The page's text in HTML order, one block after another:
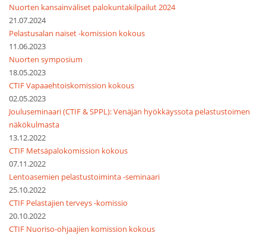
Nuorten kansainväliset palokuntakilpailut 2024
21.07.2024
Pelastusalan naiset -komission kokous
11.06.2023
Nuorten symposium
18.05.2023
CTIF Vapaaehtoiskomission kokous
02.05.2023
Jouluseminaari (CTIF & SPPL): Venäjän hyökkäyssota pelastustoimen
näkökulmasta
13.12.2022
CTIF Metsäpalokomission kokous
07.11.2022
Lentoasemien pelastustoiminta -seminaari
25.10.2022
CTIF Pelastajien terveys -komissio
20.10.2022
CTIF Nuoriso-ohjaajien komission kokous